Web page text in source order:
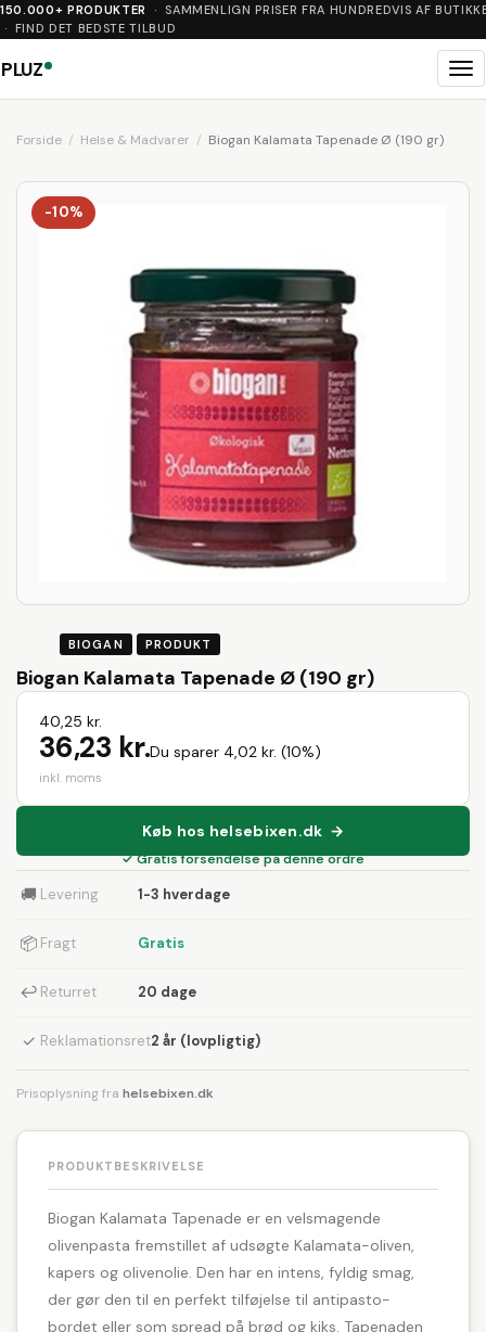
150.000+ PRODUKTER
· SAMMENLIGN PRISER FRA HUNDREDVIS AF
· FIND DET BEDSTE TILBUD
PLUZ
Forside Helse & Madvarer Biogan Kalamata Tapenade Ø (190 gr)
-10%
BIOGAN PRODUKT
Biogan Kalamata Tapenade Ø (190 gr)
40,25 kr.
36,23 kr.Du sparer 4,02 kr. (10%)
inkl. moms
Køb hos helsebixen.dk →
✓ Gratis forsendelse på denne ordre
🚚 Levering 1-3 hverdage
📦 Fragt Gratis
↩ Returret 20 dage
✓ Reklamationsret2 år (lovpligtig)
Prisoplysning fra helsebixen.dk
PRODUKTBESKRIVELSE
Biogan Kalamata Tapenade er en velsmagende
olivenpasta fremstillet af udsøgte Kalamata-oliven,
kapers og olivenolie. Den har en intens, fyldig smag,
der gør den til en perfekt tilføjelse til antipasto-
bordet eller som spread på brød og kiks. Tapenaden